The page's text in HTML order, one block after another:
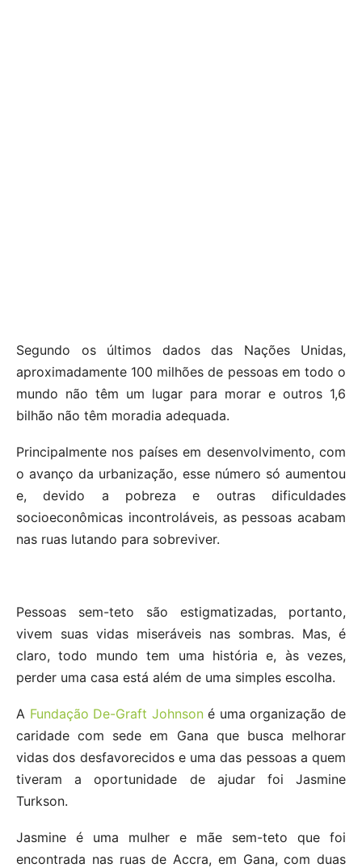
Segundo os últimos dados das Nações Unidas,
aproximadamente 100 milhões de pessoas em todo o
mundo não têm um lugar para morar e outros 1,6
bilhão não têm moradia adequada.
Principalmente nos países em desenvolvimento, com
o avanço da urbanização, esse número só aumentou
e, devido a pobreza e outras dificuldades
socioeconômicas incontroláveis, as pessoas acabam
nas ruas lutando para sobreviver.
Pessoas sem-teto são estigmatizadas, portanto,
vivem suas vidas miseráveis nas sombras. Mas, é
claro, todo mundo tem uma história e, às vezes,
perder uma casa está além de uma simples escolha.
A Fundação De-Graft Johnsoné uma organização de
caridade com sede em Gana que busca melhorar
vidas dos desfavorecidos e uma das pessoas a quem
tiveram a oportunidade de ajudar foi Jasmine
Turkson.
Jasmine é uma mulher e mãe sem-teto que foi
encontrada nas ruas de Accra, em Gana, com duas